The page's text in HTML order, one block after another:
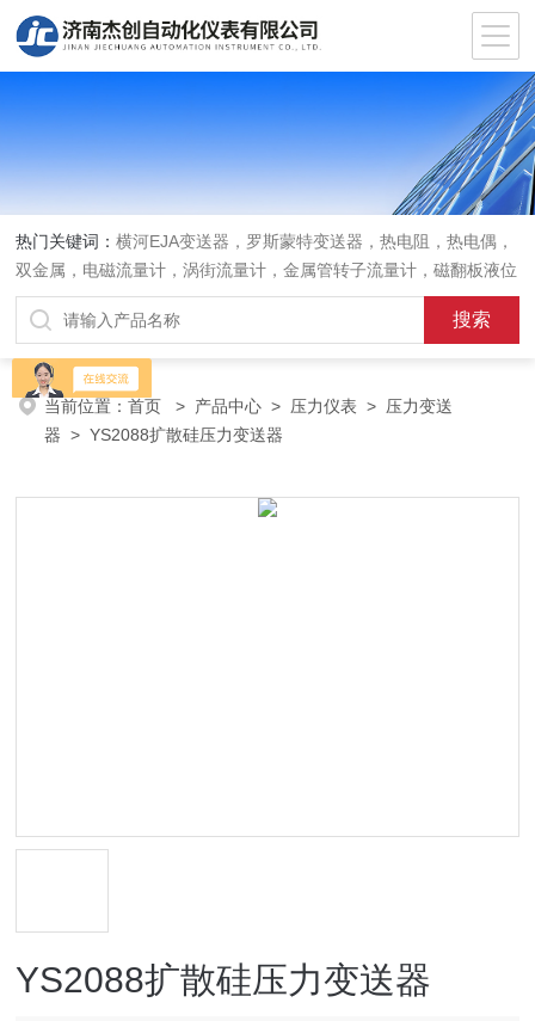
热门关键词：横河EJA变送器，罗斯蒙特变送器，热电阻，热电偶，
双金属，电磁流量计，涡街流量计，金属管转子流量计，磁翻板液位
计，超声波液位计
当前位置：首页 > 产品中心 > 压力仪表 > 压力变送
器 > YS2088扩散硅压力变送器
YS2088扩散硅压力变送器